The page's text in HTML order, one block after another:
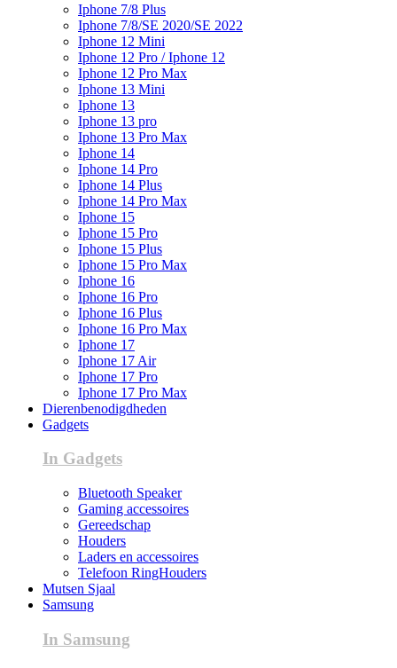
Iphone 7/8 Plus
Iphone 7/8/SE 2020/SE 2022
Iphone 12 Mini
Iphone 12 Pro / Iphone 12
Iphone 12 Pro Max
Iphone 13 Mini
Iphone 13
Iphone 13 pro
Iphone 13 Pro Max
Iphone 14
Iphone 14 Pro
Iphone 14 Plus
Iphone 14 Pro Max
Iphone 15
Iphone 15 Pro
Iphone 15 Plus
Iphone 15 Pro Max
Iphone 16
Iphone 16 Pro
Iphone 16 Plus
Iphone 16 Pro Max
Iphone 17
Iphone 17 Air
Iphone 17 Pro
Iphone 17 Pro Max
Dierenbenodigdheden
Gadgets
In Gadgets
Bluetooth Speaker
Gaming accessoires
Gereedschap
Houders
Laders en accessoires
Telefoon RingHouders
Mutsen Sjaal
Samsung
In Samsung